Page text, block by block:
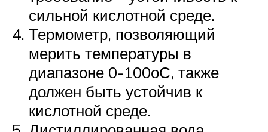
сильной кислотной среде.
Термометр, позволяющий
мерить температуры в
диапазоне 0-100оС, также
должен быть устойчив к
кислотной среде.